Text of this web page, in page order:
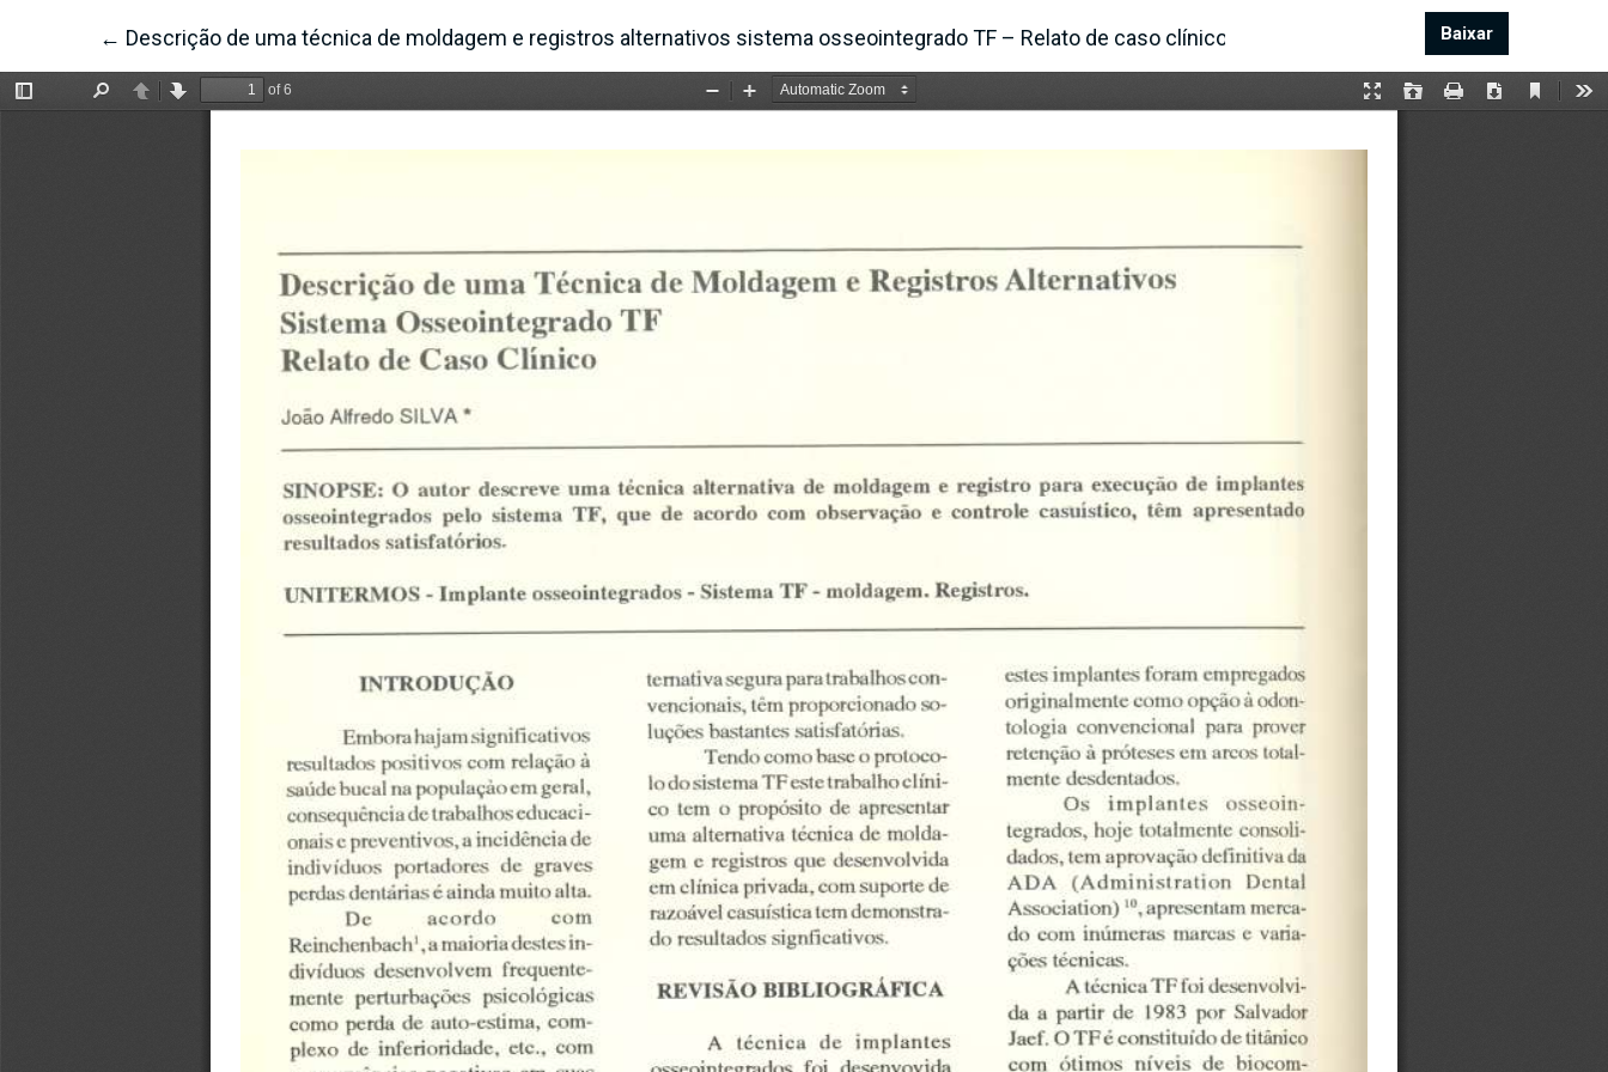
← Voltar aos Detalhes do Artigo
Descrição de uma técnica de moldagem e registros alternativos sistema osseointegrado TF – Relato de caso clínico BaixarBaixar PDF